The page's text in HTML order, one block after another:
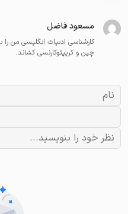
مسعود فاضل
کارشناسی ادبیات انگلیسی من
چین و کریپتوکارنسی کشاند.